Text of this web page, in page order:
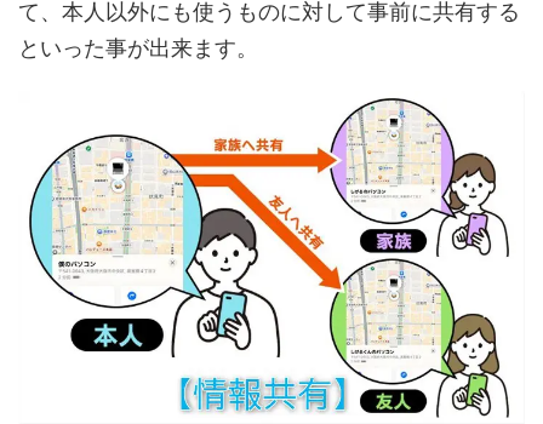
て、本人以外にも使うものに対して事前に共有する
といった事が出来ます。